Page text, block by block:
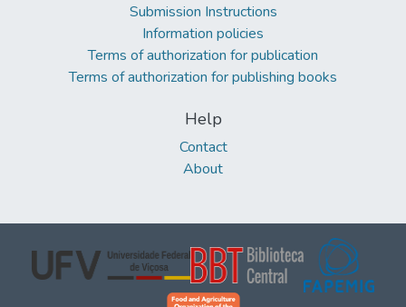
Submission Instructions
Information policies
Terms of authorization for publication
Terms of authorization for publishing books
Help
Contact
About